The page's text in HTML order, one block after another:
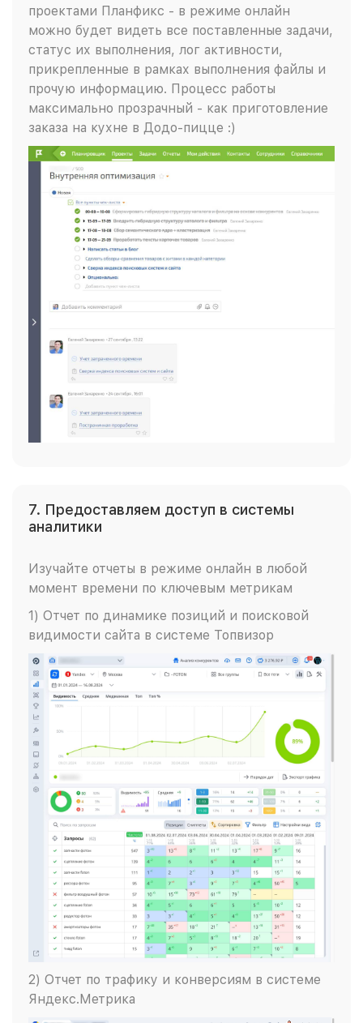
проектами Планфикс - в режиме онлайн
можно будет видеть все поставленные задачи,
статус их выполнения, лог активности,
прикрепленные в рамках выполнения файлы и
прочую информацию. Процесс работы
максимально прозрачный - как приготовление
заказа на кухне в Додо-пицце :)
7. Предоставляем доступ в системы
аналитики
Изучайте отчеты в режиме онлайн в любой
момент времени по ключевым метрикам
1) Отчет по динамике позиций и поисковой
видимости сайта в системе Топвизор
2) Отчет по трафику и конверсиям в системе
Яндекс.Метрика